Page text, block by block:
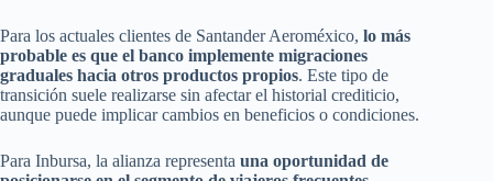
Para los actuales clientes de Santander Aeroméxico, lo más
probable es que el banco implemente migraciones
graduales hacia otros productos propios. Este tipo de
transición suele realizarse sin afectar el historial crediticio,
aunque puede implicar cambios en beneficios o condiciones.
Para Inbursa, la alianza representa una oportunidad de